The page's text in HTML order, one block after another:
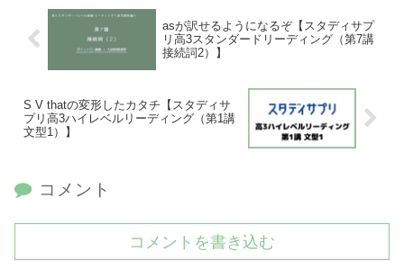
asが訳せるようになるぞ【スタディサプ
リ高3スタンダードリーディング（第7講
接続詞2）】
S V thatの変形したカタチ【スタディサ
プリ高3ハイレベルリーディング（第1講
文型1）】
コメント
コメントを書き込む